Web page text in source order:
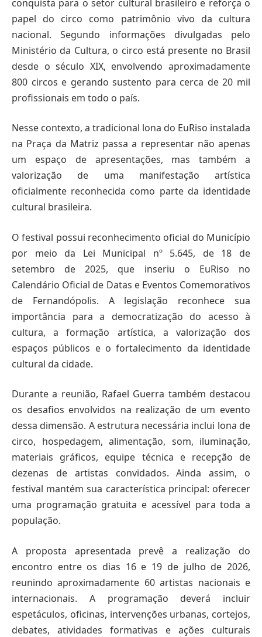
conquista para o setor cultural brasileiro e reforça o
papel do circo como patrimônio vivo da cultura
nacional. Segundo informações divulgadas pelo
Ministério da Cultura, o circo está presente no Brasil
desde o século XIX, envolvendo aproximadamente
800 circos e gerando sustento para cerca de 20 mil
profissionais em todo o país.
Nesse contexto, a tradicional lona do EuRiso instalada
na Praça da Matriz passa a representar não apenas
um espaço de apresentações, mas também a
valorização de uma manifestação artística
oficialmente reconhecida como parte da identidade
cultural brasileira.
O festival possui reconhecimento oficial do Município
por meio da Lei Municipal nº 5.645, de 18 de
setembro de 2025, que inseriu o EuRiso no
Calendário Oficial de Datas e Eventos Comemorativos
de Fernandópolis. A legislação reconhece sua
importância para a democratização do acesso à
cultura, a formação artística, a valorização dos
espaços públicos e o fortalecimento da identidade
cultural da cidade.
Durante a reunião, Rafael Guerra também destacou
os desafios envolvidos na realização de um evento
dessa dimensão. A estrutura necessária inclui lona de
circo, hospedagem, alimentação, som, iluminação,
materiais gráficos, equipe técnica e recepção de
dezenas de artistas convidados. Ainda assim, o
festival mantém sua característica principal: oferecer
uma programação gratuita e acessível para toda a
população.
A proposta apresentada prevê a realização do
encontro entre os dias 16 e 19 de julho de 2026,
reunindo aproximadamente 60 artistas nacionais e
internacionais. A programação deverá incluir
espetáculos, oficinas, intervenções urbanas, cortejos,
debates, atividades formativas e ações culturais